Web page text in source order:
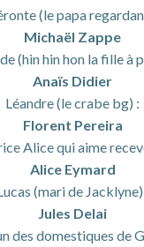
(le papa
Michaël Zappe
(hin hin hon la fille à
Anaïs Didier
Léandre (le crabe bg) :
Florent Pereira
Alice qui aime
Alice Eymard
(mari de Jacklyne)
Jules Delai
des domestiques de